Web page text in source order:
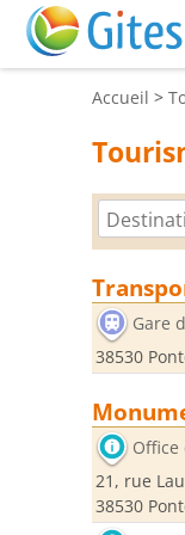
Accueil >
Gare
38530
Office
21, rue
38530